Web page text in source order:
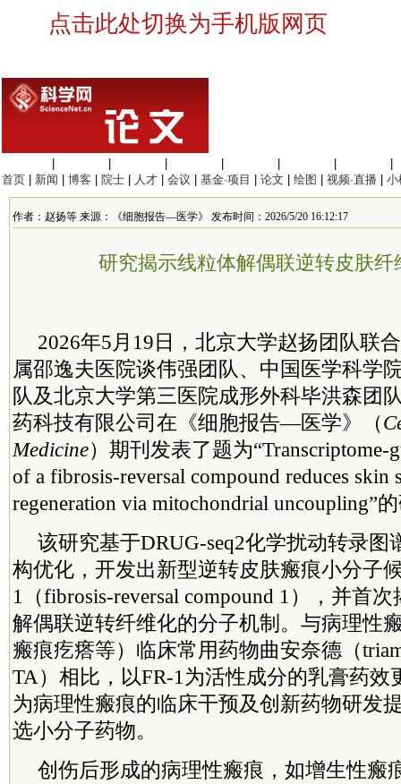
点击此处切换为手机版网页
首页
新闻 博客 院士 人才 会议 基金·项目 论文 绘图 视频·直播 小
作者：赵扬等 来源：《细胞报告—医学》 发布时间：2026/5/20 16:12:17
研究揭示线粒体解偶联逆转皮肤纤
2026年5月19日，北京大学赵扬团队联
属邵逸夫医院谈伟强团队、中国医学科学
队及北京大学第三医院成形外科毕洪森团
药科技有限公司在《细胞报告—医学》（
Medicine）期刊发表了题为“Transcriptome-
of a fibrosis-reversal compound reduces skin
regeneration via mitochondrial uncoupling”
该研究基于DRUG-seq2化学扰动转录图
构优化，开发出新型逆转皮肤瘢痕小分子
1（fibrosis-reversal compound 1），并首
解偶联逆转纤维化的分子机制。与病理性
瘢痕疙瘩等）临床常用药物曲安奈德（
TA）相比，以FR-1为活性成分的乳膏药效
为病理性瘢痕的临床干预及创新药物研发
选小分子药物。
创伤后形成的病理性瘢痕，如增生性瘢